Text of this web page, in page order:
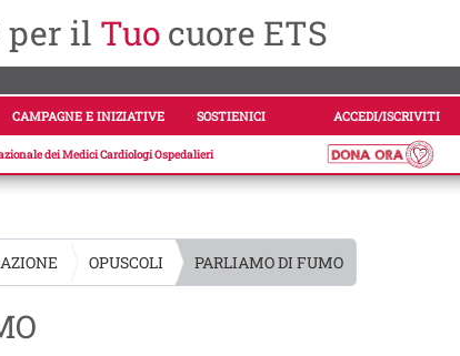
per il Tuo cuore ETS
CAMPAGNE E INIZIATIVE SOSTIENICI ACCEDI/ISCRIVITI
dei Medici Cardiologi Ospedalieri
OPUSCOLI PARLIAMO DI FUMO